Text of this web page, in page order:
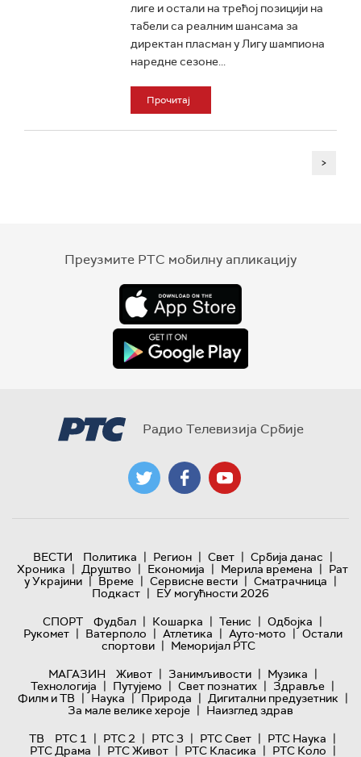
лиге и остали на трећој позицији на
табели са реалним шансама за
директан пласман у Лигу шампиона
наредне сезоне...
Прочитај
>
Преузмите РТС мобилну апликацију
Радио Телевизија Србије
ВЕСТИ Политика | Регион | Свет | Србија данас |
Хроника | Друштво | Економија | Мерила времена | Рат
у Украјини | Време | Сервисне вести | Сматрачница |
Подкаст | ЕУ могућности 2026
СПОРТ
Фудбал | Кошарка | Тенис | Одбојка |
Рукомет | Ватерполо | Атлетика | Ауто-мото | Остали
спортови | Меморијал РТС
МАГАЗИН
Живот | Занимљивости | Музика |
Технологијa | Путујемо | Свет познатих | Здравље |
Филм и ТВ | Наука | Природа | Дигитални предузетник |
За мале велике хероје | Наизглед здрав
ТВ
РТС 1 | РТС 2 | РТС 3 | РТС Свет | РТС Наука |
РТС Драма | РТС Живот | РТС Класика | РТС Коло |